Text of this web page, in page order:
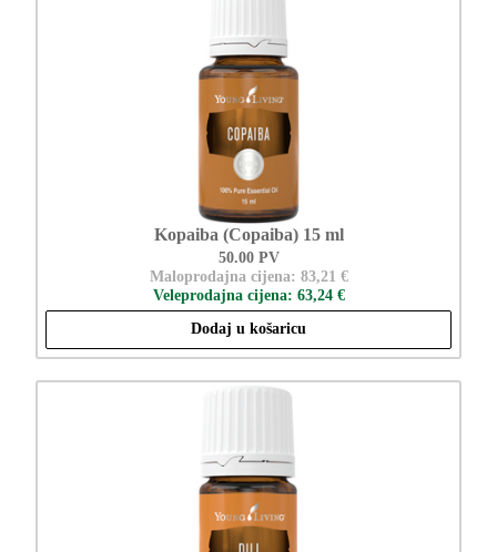
Kopaiba (Copaiba) 15 ml
50.00 PV
Maloprodajna cijena: 83,21 €
Veleprodajna cijena: 63,24 €
Dodaj u košaricu